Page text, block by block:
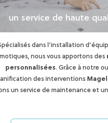
un service de haute
dans l’installation
nous vous apportons des
personnalisées. Grâce à notre
des interventions
un service de maintenance et